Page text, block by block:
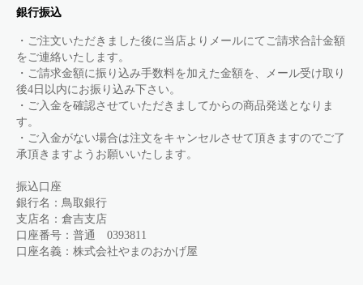
銀行振込
・ご注文いただきました後に当店よりメールにてご請求合計金額
をご連絡いたします。
・ご請求金額に振り込み手数料を加えた金額を、メール受け取り
後4日以内にお振り込み下さい。
・ご入金を確認させていただきましてからの商品発送となりま
す。
・ご入金がない場合は注文をキャンセルさせて頂きますのでご了
承頂きますようお願いいたします。
振込口座
銀行名：鳥取銀行
支店名：倉吉支店
口座番号：普通 0393811
口座名義：株式会社やまのおかげ屋